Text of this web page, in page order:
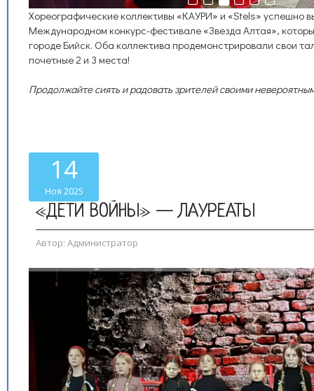
Хореографические коллективы «КАУРИ» и «Stels» успешно
Международном конкурс-фестивале «Звезда Алтая»,
городе Бийск. Оба коллектива продемонстрировали свои
почетные 2 и 3 места!
Продолжайте сиять и радовать зрителей своими
14
Ноя 2025
«ДЕТИ ВОЙНЫ» — ЛАУРЕАТЫ
Автор: Администратор